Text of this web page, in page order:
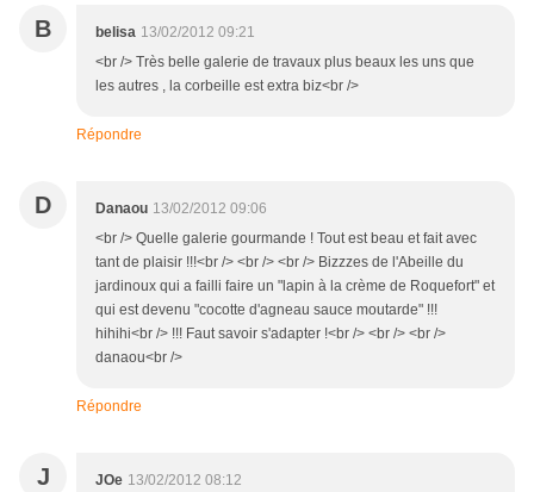
B belisa 13/02/2012 09:21
<br /> Très belle galerie de travaux plus beaux les uns que
les autres , la corbeille est extra biz<br />
Répondre
D Danaou 13/02/2012 09:06
<br /> Quelle galerie gourmande ! Tout est beau et fait avec
tant de plaisir !!!<br /> <br /> <br /> Bizzzes de l'Abeille du
jardinoux qui a failli faire un "lapin à la crème de Roquefort" et
qui est devenu "cocotte d'agneau sauce moutarde" !!!
hihihi<br /> !!! Faut savoir s'adapter !<br /> <br /> <br />
danaou<br />
Répondre
J JOe 13/02/2012 08:12